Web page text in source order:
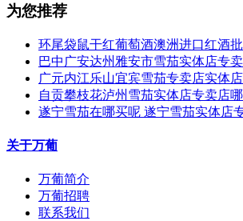
为您推荐
环尾袋鼠干红葡萄酒澳洲进口红酒
巴中广安达州雅安市雪茄实体店专
广元内江乐山宜宾雪茄专卖店实体
自贡攀枝花泸州雪茄实体店专卖店
遂宁雪茄在哪买呢 遂宁雪茄实体店
关于万葡
万葡简介
万葡招聘
联系我们